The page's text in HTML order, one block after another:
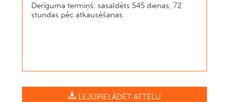
Derīguma termiņš: sasaldēts 545 dienas, 72
stundas pēc atkausēšanas
LEJUPIELĀDĒT ATTĒLU